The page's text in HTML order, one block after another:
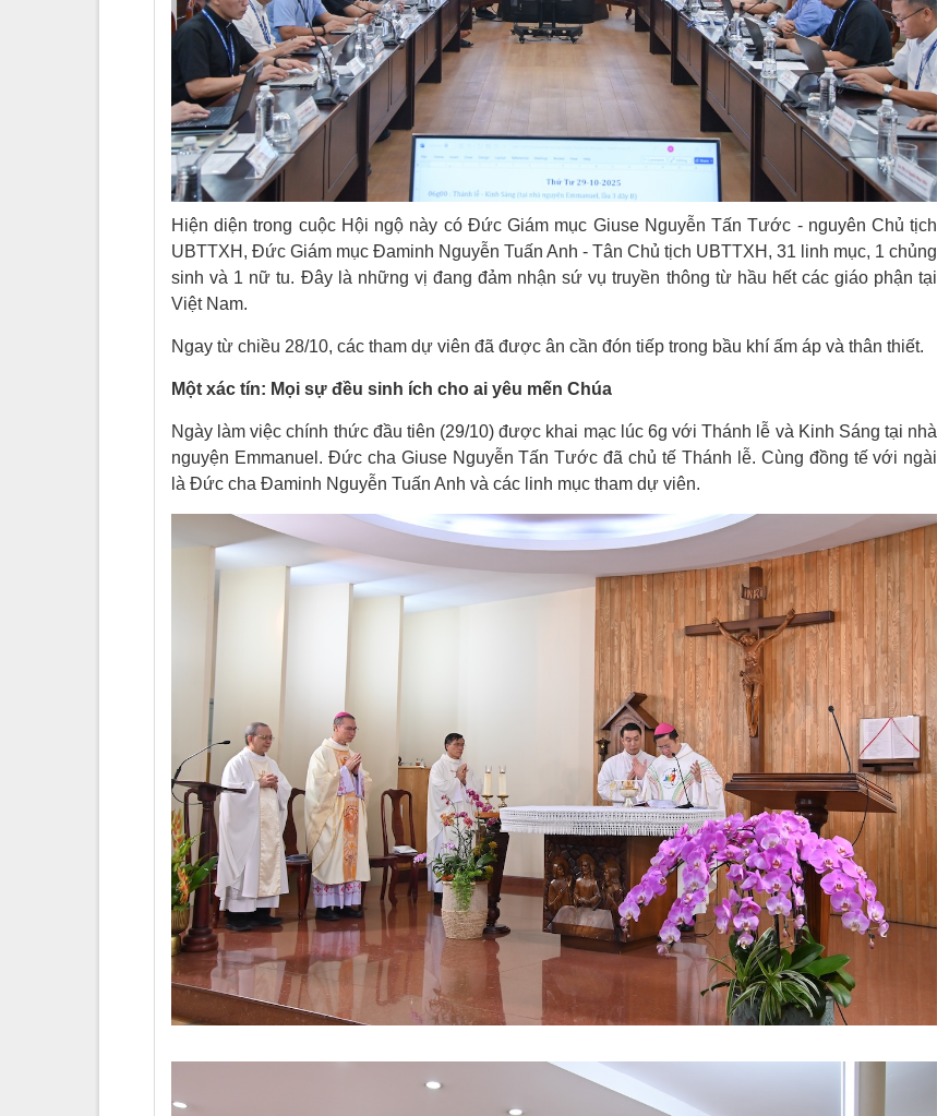
Hiện diện trong cuộc Hội ngộ này có Đức Giám mục Giuse Nguyễn Tấn Tước - nguyên Chủ tịch
UBTTXH, Đức Giám mục Đaminh Nguyễn Tuấn Anh - Tân Chủ tịch UBTTXH, 31 linh mục, 1 chủng
sinh và 1 nữ tu. Đây là những vị đang đảm nhận sứ vụ truyền thông từ hầu hết các giáo phận tại
Việt Nam.
Ngay từ chiều 28/10, các tham dự viên đã được ân cần đón tiếp trong bầu khí ấm áp và thân thiết.
Một xác tín: Mọi sự đều sinh ích cho ai yêu mến Chúa
Ngày làm việc chính thức đầu tiên (29/10) được khai mạc lúc 6g với Thánh lễ và Kinh Sáng tại nhà
nguyện Emmanuel. Đức cha Giuse Nguyễn Tấn Tước đã chủ tế Thánh lễ. Cùng đồng tế với ngài
là Đức cha Đaminh Nguyễn Tuấn Anh và các linh mục tham dự viên.